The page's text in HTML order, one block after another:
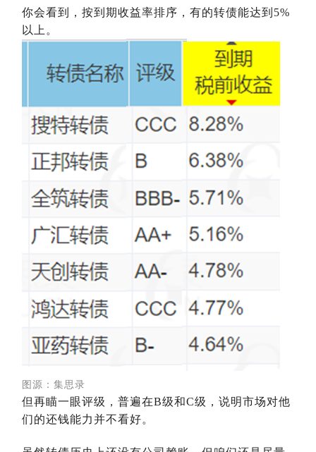
你会看到，按到期收益率排序，有的转债能达到5%
以上。
图源： 集思录
但再瞄一眼评级，普遍在B级和C级，说明市场对他
们的还钱能力并不看好。